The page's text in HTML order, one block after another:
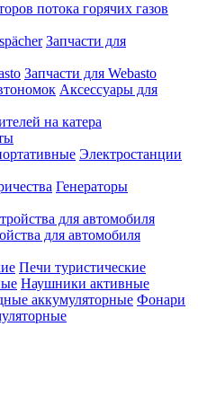
потока горячих газов
Запчасти для
Запчасти для Webasto
Аксессуары для
на катера
Электростанции
Генераторы
для автомобиля
Печи туристические
Наушники активные
Фонари